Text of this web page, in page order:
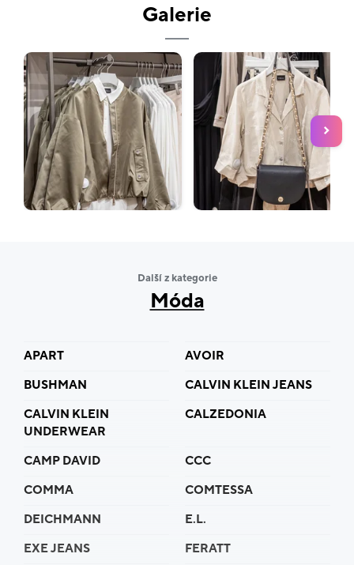
Galerie
Další z kategorie
Móda
APART
AVOIR
BUSHMAN
CALVIN KLEIN JEANS
CALVIN KLEIN
UNDERWEAR
CALZEDONIA
CAMP DAVID
CCC
COMMA
COMTESSA
DEICHMANN
E.L.
EXE JEANS
FERATT